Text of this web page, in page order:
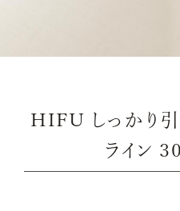
-初めて
-輪郭3点
料金表
-通常料
HIFU しっかり引
ライン